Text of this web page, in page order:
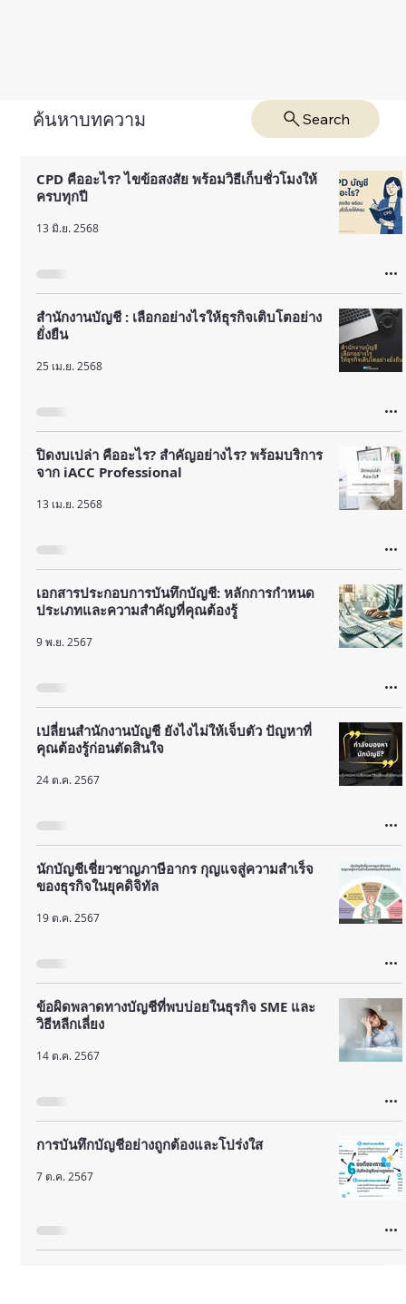
ค้นหาบทความ Search
CPD คืออะไร? ไขข้อสงสัย พร้อมวิธีเก็บชั่วโมงให้
ครบทุกปี
13 มิ.ย. 2568
สำนักงานบัญชี : เลือกอย่างไรให้ธุรกิจเติบโตอย่าง
ยั่งยืน
25 เม.ย. 2568
ปิดงบเปล่า คืออะไร? สำคัญอย่างไร? พร้อมบริการ
จาก iACC Professional
13 เม.ย. 2568
เอกสารประกอบการบันทึกบัญชี: หลักการกำหนด
ประเภทและความสำคัญที่คุณต้องรู้
9 พ.ย. 2567
เปลี่ยนสำนักงานบัญชี ยังไงไม่ให้เจ็บตัว ปัญหาที่
คุณต้องรู้ก่อนตัดสินใจ
24 ต.ค. 2567
นักบัญชีเชี่ยวชาญภาษีอากร กุญแจสู่ความสำเร็จ
ของธุรกิจในยุคดิจิทัล
19 ต.ค. 2567
ข้อผิดพลาดทางบัญชีที่พบบ่อยในธุรกิจ SME และ
วิธีหลีกเลี่ยง
14 ต.ค. 2567
การบันทึกบัญชีอย่างถูกต้องและโปร่งใส
7 ต.ค. 2567